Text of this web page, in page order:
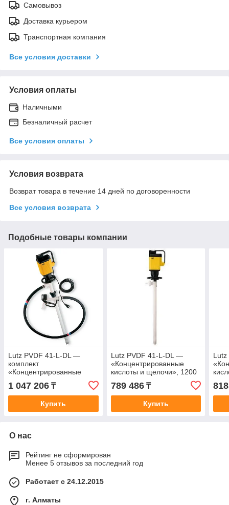
Самовывоз
Доставка курьером
Транспортная компания
Все условия доставки
Условия оплаты
Наличными
Безналичный расчет
Все условия оплаты
Условия возврата
Возврат товара в течение 14 дней по договоренности
Все условия возврата
Подобные товары компании
Lutz PVDF 41-L-DL —
комплект
«Концентрированные
кислоты и щёлочи», 1200
мм, двигатель MA II 3
1 047 206 ₸
Купить
Lutz PVDF 41-L-DL —
«Концентрированные
кислоты и щелочи», 1200
мм, MA II 3
789 486₸
Купить
О нас
Рейтинг не сформирован
Менее 5 отзывов за последний год
Работает с 24.12.2015
г. Алматы